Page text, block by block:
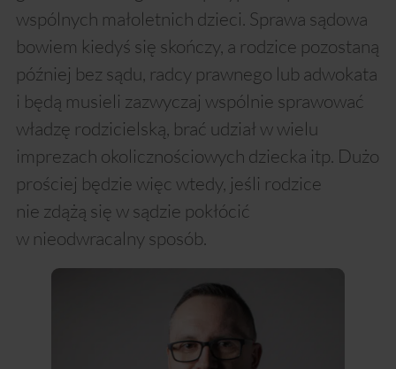
wspólnych małoletnich dzieci. Sprawa sądowa
bowiem kiedyś się skończy, a rodzice pozostaną
później bez sądu, radcy prawnego lub adwokata
i będą musieli zazwyczaj wspólnie sprawować
władzę rodzicielską, brać udział w wielu
imprezach okolicznościowych dziecka itp. Dużo
prościej będzie więc wtedy, jeśli rodzice
nie zdążą się w sądzie pokłócić
w nieodwracalny sposób.